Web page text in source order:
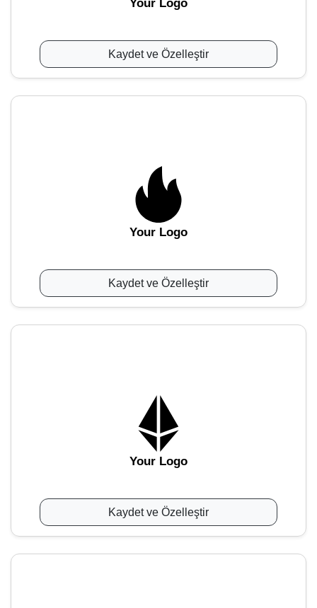
Your Logo
Kaydet ve Özelleştir
Your Logo
Kaydet ve Özelleştir
Your Logo
Kaydet ve Özelleştir